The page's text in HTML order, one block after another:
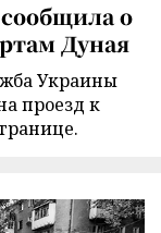
о
Дуная
Украины
проезд к